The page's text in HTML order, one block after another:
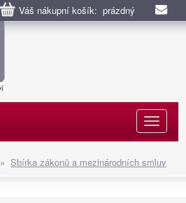
Váš nákupní košík: prázdný
» Sbírka zákonů a mezinárodních smluv